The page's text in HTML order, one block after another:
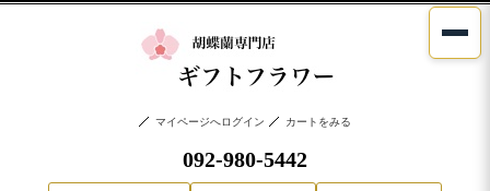
マイページへログイン カートをみる
092-980-5442